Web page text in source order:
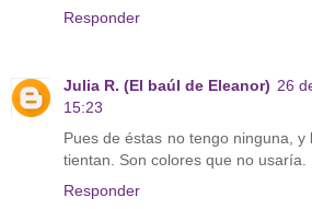
Responder
Julia R. (El baúl de Eleanor) 26
15:23
Pues de éstas no tengo ninguna,
tientan. Son colores que no usaría.
Responder